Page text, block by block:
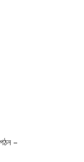
–